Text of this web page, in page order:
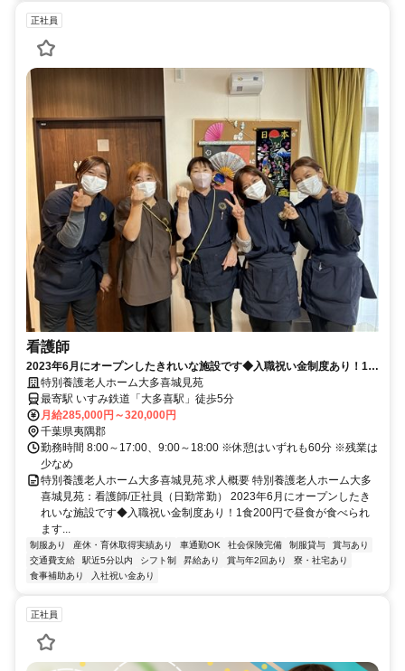
正社員
看護師
2023年6月にオープンしたきれいな施設です◆入職祝い金制度あり！1食
200円で昼食が食べられます◎残業少なめ♪駅チカ徒歩5分【夷隅郡、大
多喜駅、特養、看護師、日勤常勤】
特別養護老人ホーム大多喜城見苑
最寄駅 いすみ鉄道「大多喜駅」徒歩5分
月給285,000円～320,000円
千葉県夷隅郡
勤務時間 8:00～17:00、9:00～18:00 ※休憩はいずれも60分 ※残業は
少なめ
特別養護老人ホーム大多喜城見苑 求人概要 特別養護老人ホーム大多
喜城見苑：看護師/正社員（日勤常勤） 2023年6月にオープンしたき
れいな施設です◆入職祝い金制度あり！1食200円で昼食が食べられ
ます...
制服あり 産休・育休取得実績あり 車通勤OK 社会保険完備 制服貸与
賞与あり
交通費支給
駅近5分以内 シフト制 昇給あり 賞与年2回あり
寮・社宅あり
食事補助あり
入社祝い金あり
正社員